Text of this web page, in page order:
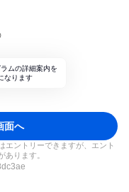
ムの詳細案内を
なります
面へ
エントリーできますが、エント
あります。